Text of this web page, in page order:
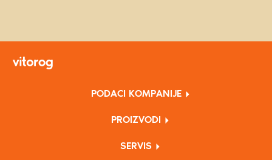
PODACI KOMPANIJE
PROIZVODI
SERVIS